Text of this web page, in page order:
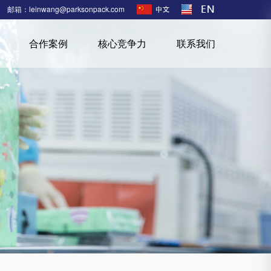
邮箱：leinwang@parksonpack.com
合作案例 核心竞争力 联系我们